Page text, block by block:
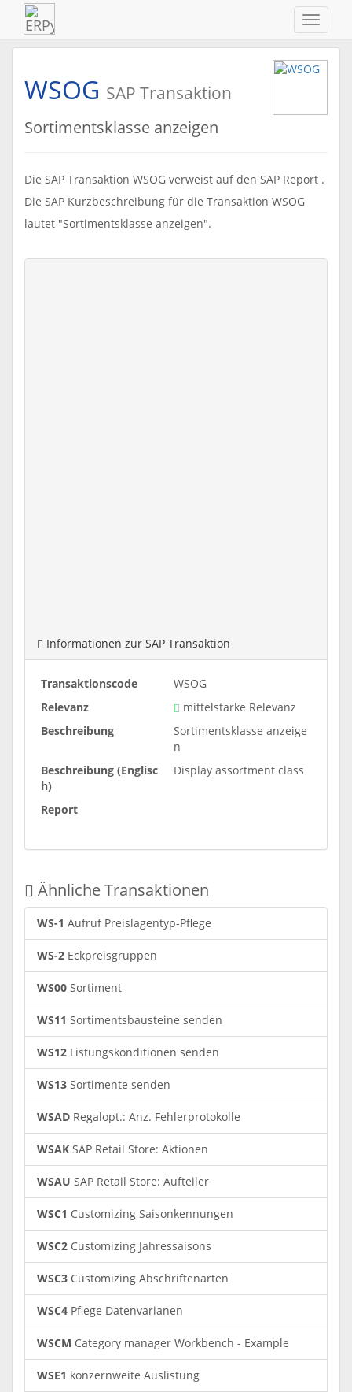
ein-/
WSOG SAP Transaktion
Sortimentsklasse anzeigen
Die SAP Transaktion WSOG verweist auf den SAP Report .
Die SAP Kurzbeschreibung für die Transaktion WSOG
lautet "Sortimentsklasse anzeigen".
Informationen zur SAP Transaktion
Transaktionscode
WSOG
Relevanz
mittelstarke Relevanz
Beschreibung
Sortimentsklasse anzeige
n
Beschreibung (Englisc
h)
Display assortment class
Report
Ähnliche Transaktionen
WS-1 Aufruf Preislagentyp-Pflege
WS-2 Eckpreisgruppen
WS00 Sortiment
WS11 Sortimentsbausteine senden
WS12 Listungskonditionen senden
WS13 Sortimente senden
WSAD Regalopt.: Anz. Fehlerprotokolle
WSAK SAP Retail Store: Aktionen
WSAU SAP Retail Store: Aufteiler
WSC1 Customizing Saisonkennungen
WSC2 Customizing Jahressaisons
WSC3 Customizing Abschriftenarten
WSC4 Pflege Datenvarianen
WSCM Category manager Workbench - Example
WSE1 konzernweite Auslistung